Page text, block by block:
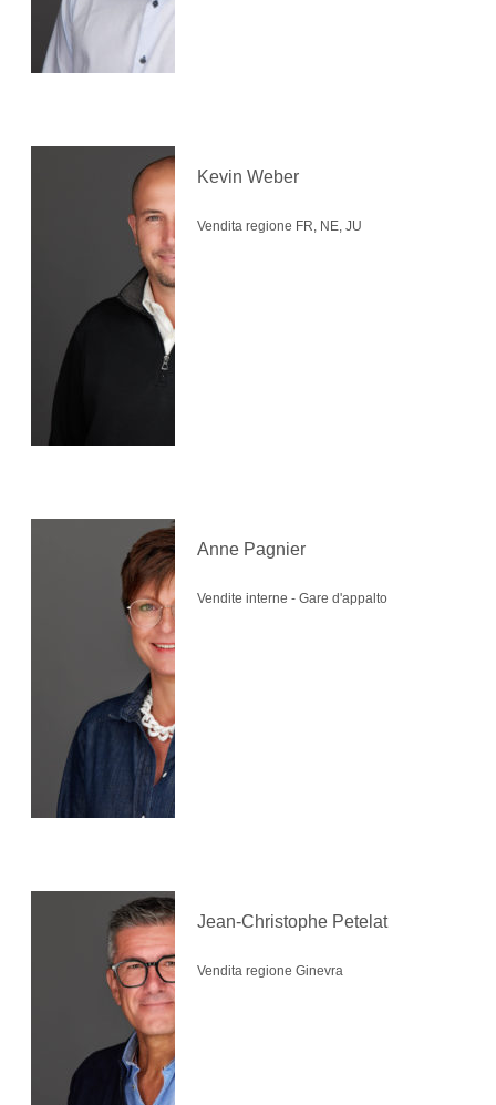
Kevin Weber
Vendita regione FR, NE, JU
Anne Pagnier
Vendite interne - Gare d'appalto
Jean-Christophe Petelat
Vendita regione Ginevra